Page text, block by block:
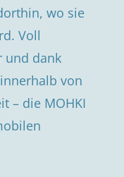
wo sie
Voll
und dank
von
– die MOHKI